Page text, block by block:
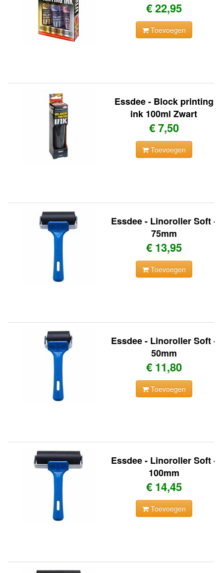
€ 22,95
Toevoegen
Essdee - Block printing
ink 100ml Zwart
€ 7,50
Toevoegen
Essdee - Linoroller Soft -
75mm
€ 13,95
Toevoegen
Essdee - Linoroller Soft -
50mm
€ 11,80
Toevoegen
Essdee - Linoroller Soft -
100mm
€ 14,45
Toevoegen